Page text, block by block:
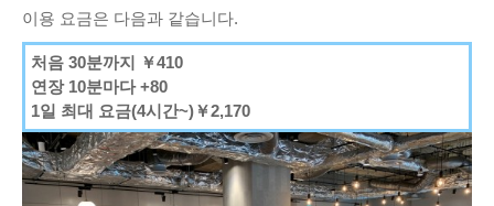
이용 요금은 다음과 같습니다.
처음 30분까지 ￥410
연장 10분마다 +80
1일 최대 요금(4시간~)￥2,170